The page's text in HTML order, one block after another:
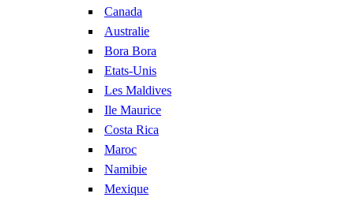
Canada
Australie
Bora Bora
Etats-Unis
Les Maldives
Ile Maurice
Costa Rica
Maroc
Namibie
Mexique